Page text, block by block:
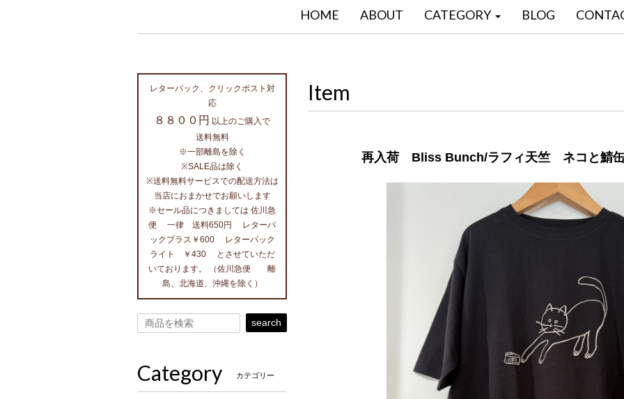
HOME ABOUT CATEGORY BLOG
Item
再入荷 Bliss Bunch/ラフィ天竺 ネコと鯖
レターパック、クリックポスト対
応
８８００円 以上のご購入で
送料無料
※一部離島を除く
※SALE品は除く
※送料無料サービスでの配送方法は
当店におまかせでお願いします
※セール品につきましては 佐川急
便 一律 送料650円 レターパ
ックプラス￥600 レターパック
ライト ￥430 とさせていただ
いております。 （佐川急便 離
島、北海道、沖縄を除く）
search
Category カテゴリー